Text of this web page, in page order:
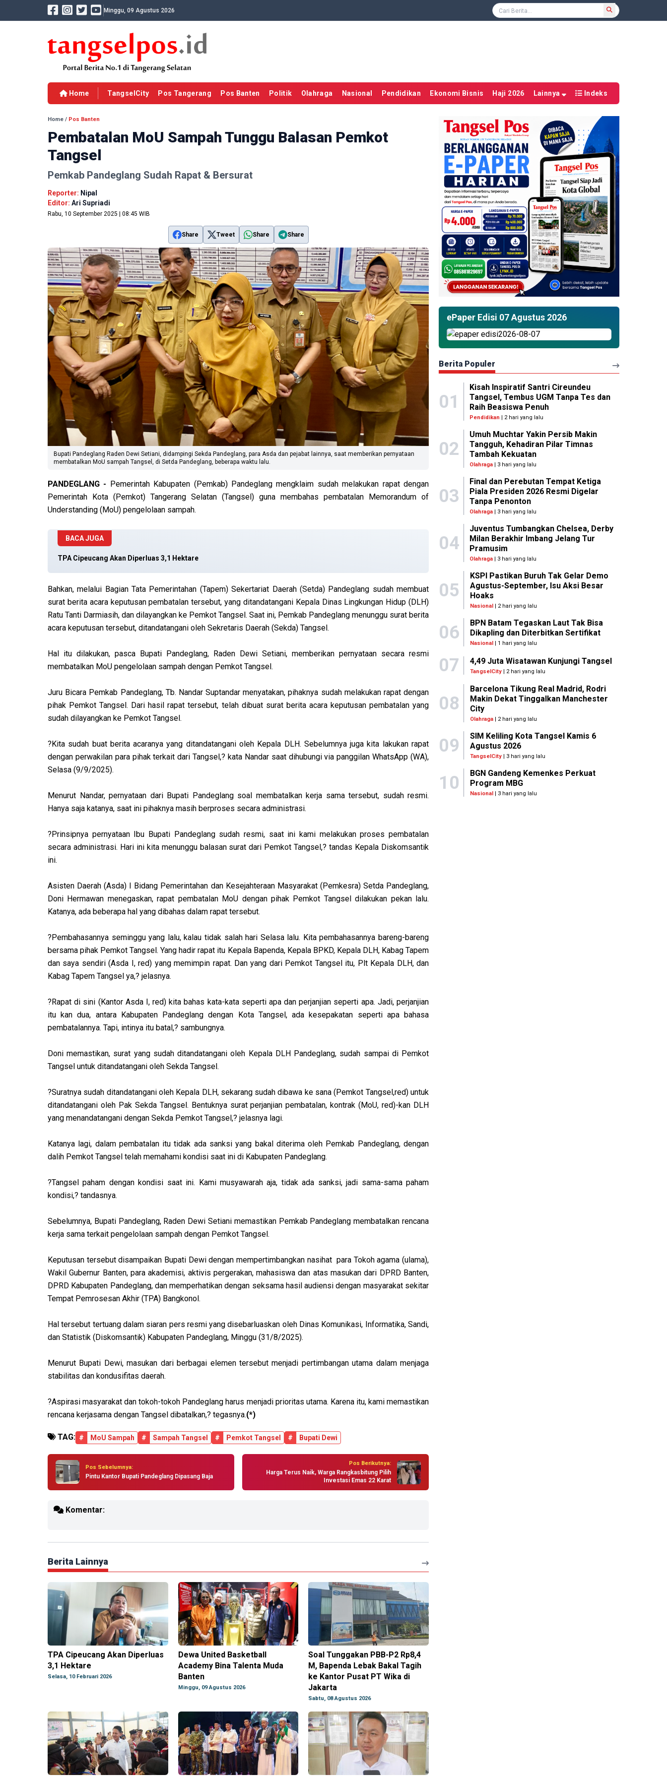
Minggu, 09 Agustus 2026
Home TangselCity Pos Tangerang Pos Banten Politik Olahraga Nasional Pendidikan Ekonomi Bisnis Haji 2026 Lainnya Indeks
Home / Pos Banten
Pembatalan MoU Sampah Tunggu Balasan Pemkot
Tangsel
Pemkab Pandeglang Sudah Rapat & Bersurat
Reporter: Nipal
Editor: Ari Supriadi
Rabu, 10 September 2025 | 08:45 WIB
Share Tweet Share Share
Bupati Pandeglang Raden Dewi Setiani, didampingi Sekda Pandeglang, para Asda dan pejabat lainnya, saat memberikan pernyataan
membatalkan MoU sampah Tangsel, di Setda Pandeglang, beberapa waktu lalu.
PANDEGLANG - Pemerintah Kabupaten (Pemkab) Pandeglang mengklaim sudah melakukan rapat dengan
Pemerintah Kota (Pemkot) Tangerang Selatan (Tangsel) guna membahas pembatalan Memorandum of
Understanding (MoU) pengelolaan sampah.
BACA JUGA
TPA Cipeucang Akan Diperluas 3,1 Hektare
Bahkan, melalui Bagian Tata Pemerintahan (Tapem) Sekertariat Daerah (Setda) Pandeglang sudah membuat
surat berita acara keputusan pembatalan tersebut, yang ditandatangani Kepala Dinas Lingkungan Hidup (DLH)
Ratu Tanti Darmiasih, dan dilayangkan ke Pemkot Tangsel. Saat ini, Pemkab Pandeglang menunggu surat berita
acara keputusan tersebut, ditandatangani oleh Sekretaris Daerah (Sekda) Tangsel.
Hal itu dilakukan, pasca Bupati Pandeglang, Raden Dewi Setiani, memberikan pernyataan secara resmi
membatalkan MoU pengelolaan sampah dengan Pemkot Tangsel.
Juru Bicara Pemkab Pandeglang, Tb. Nandar Suptandar menyatakan, pihaknya sudah melakukan rapat dengan
pihak Pemkot Tangsel. Dari hasil rapat tersebut, telah dibuat surat berita acara keputusan pembatalan yang
sudah dilayangkan ke Pemkot Tangsel.
?Kita sudah buat berita acaranya yang ditandatangani oleh Kepala DLH. Sebelumnya juga kita lakukan rapat
dengan perwakilan para pihak terkait dari Tangsel,? kata Nandar saat dihubungi via panggilan WhatsApp (WA),
Selasa (9/9/2025).
Menurut Nandar, pernyataan dari Bupati Pandeglang soal membatalkan kerja sama tersebut, sudah resmi.
Hanya saja katanya, saat ini pihaknya masih berproses secara administrasi.
?Prinsipnya pernyataan Ibu Bupati Pandeglang sudah resmi, saat ini kami melakukan proses pembatalan
secara administrasi. Hari ini kita menunggu balasan surat dari Pemkot Tangsel,? tandas Kepala Diskomsantik
ini.
Asisten Daerah (Asda) I Bidang Pemerintahan dan Kesejahteraan Masyarakat (Pemkesra) Setda Pandeglang,
Doni Hermawan menegaskan, rapat pembatalan MoU dengan pihak Pemkot Tangsel dilakukan pekan lalu.
Katanya, ada beberapa hal yang dibahas dalam rapat tersebut.
?Pembahasannya seminggu yang lalu, kalau tidak salah hari Selasa lalu. Kita pembahasannya bareng-bareng
bersama pihak Pemkot Tangsel. Yang hadir rapat itu Kepala Bapenda, Kepala BPKD, Kepala DLH, Kabag Tapem
dan saya sendiri (Asda I, red) yang memimpin rapat. Dan yang dari Pemkot Tangsel itu, Plt Kepala DLH, dan
Kabag Tapem Tangsel ya,? jelasnya.
?Rapat di sini (Kantor Asda I, red) kita bahas kata-kata seperti apa dan perjanjian seperti apa. Jadi, perjanjian
itu kan dua, antara Kabupaten Pandeglang dengan Kota Tangsel, ada kesepakatan seperti apa bahasa
pembatalannya. Tapi, intinya itu batal,? sambungnya.
Doni memastikan, surat yang sudah ditandatangani oleh Kepala DLH Pandeglang, sudah sampai di Pemkot
Tangsel untuk ditandatangani oleh Sekda Tangsel.
?Suratnya sudah ditandatangani oleh Kepala DLH, sekarang sudah dibawa ke sana (Pemkot Tangsel,red) untuk
ditandatangani oleh Pak Sekda Tangsel. Bentuknya surat perjanjian pembatalan, kontrak (MoU, red)-kan DLH
yang menandatangani dengan Sekda Pemkot Tangsel,? jelasnya lagi.
Katanya lagi, dalam pembatalan itu tidak ada sanksi yang bakal diterima oleh Pemkab Pandeglang, dengan
dalih Pemkot Tangsel telah memahami kondisi saat ini di Kabupaten Pandeglang.
?Tangsel paham dengan kondisi saat ini. Kami musyawarah aja, tidak ada sanksi, jadi sama-sama paham
kondisi,? tandasnya.
Sebelumnya, Bupati Pandeglang, Raden Dewi Setiani memastikan Pemkab Pandeglang membatalkan rencana
kerja sama terkait pengelolaan sampah dengan Pemkot Tangsel.
Keputusan tersebut disampaikan Bupati Dewi dengan mempertimbangkan nasihat para Tokoh agama (ulama),
Wakil Gubernur Banten, para akademisi, aktivis pergerakan, mahasiswa dan atas masukan dari DPRD Banten,
DPRD Kabupaten Pandeglang, dan memperhatikan dengan seksama hasil audiensi dengan masyarakat sekitar
Tempat Pemrosesan Akhir (TPA) Bangkonol.
Hal tersebut tertuang dalam siaran pers resmi yang disebarluaskan oleh Dinas Komunikasi, Informatika, Sandi,
dan Statistik (Diskomsantik) Kabupaten Pandeglang, Minggu (31/8/2025).
Menurut Bupati Dewi, masukan dari berbagai elemen tersebut menjadi pertimbangan utama dalam menjaga
stabilitas dan kondusifitas daerah.
?Aspirasi masyarakat dan tokoh-tokoh Pandeglang harus menjadi prioritas utama. Karena itu, kami memastikan
rencana kerjasama dengan Tangsel dibatalkan,? tegasnya.(*)
TAG: # MoU Sampah # Sampah Tangsel # Pemkot Tangsel # Bupati Dewi
Pos Sebelumnya:
Pintu Kantor Bupati Pandeglang Dipasang Baja
Pos Berikutnya:
Harga Terus Naik, Warga Rangkasbitung Pilih
Investasi Emas 22 Karat
Komentar:
Berita Lainnya
TPA Cipeucang Akan Diperluas
3,1 Hektare
Selasa, 10 Februari 2026
Dewa United Basketball
Academy Bina Talenta Muda
Banten
Minggu, 09 Agustus 2026
Soal Tunggakan PBB-P2 Rp8,4
M, Bapenda Lebak Bakal Tagih
ke Kantor Pusat PT Wika di
Jakarta
Sabtu, 08 Agustus 2026
ePaper Edisi 07 Agustus 2026
Berita Populer
01
Kisah Inspiratif Santri Cireundeu
Tangsel, Tembus UGM Tanpa Tes dan
Raih Beasiswa Penuh
Pendidikan | 2 hari yang lalu
02
Umuh Muchtar Yakin Persib Makin
Tangguh, Kehadiran Pilar Timnas
Tambah Kekuatan
Olahraga | 3 hari yang lalu
03
Final dan Perebutan Tempat Ketiga
Piala Presiden 2026 Resmi Digelar
Tanpa Penonton
Olahraga | 3 hari yang lalu
04
Juventus Tumbangkan Chelsea, Derby
Milan Berakhir Imbang Jelang Tur
Pramusim
Olahraga | 3 hari yang lalu
05
KSPI Pastikan Buruh Tak Gelar Demo
Agustus-September, Isu Aksi Besar
Hoaks
Nasional | 2 hari yang lalu
06
BPN Batam Tegaskan Laut Tak Bisa
Dikapling dan Diterbitkan Sertifikat
Nasional | 1 hari yang lalu
07 4,49 Juta Wisatawan Kunjungi Tangsel
TangselCity | 2 hari yang lalu
08
Barcelona Tikung Real Madrid, Rodri
Makin Dekat Tinggalkan Manchester
City
Olahraga| 2 hari yang lalu
09
SIM Keliling Kota Tangsel Kamis 6
Agustus 2026
TangselCity| 3 hari yang lalu
10
BGN Gandeng Kemenkes Perkuat
Program MBG
Nasional | 3 hari yang lalu